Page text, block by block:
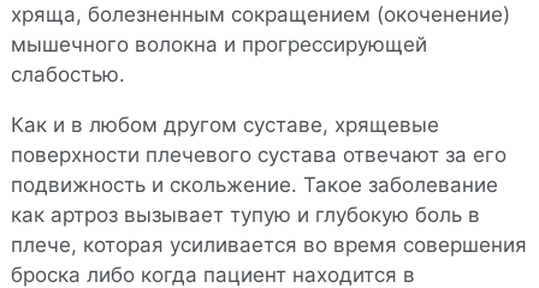
хряща, болезненным сокращением (окоченение)
мышечного волокна и прогрессирующей
слабостью.
Как и в любом другом суставе, хрящевые
поверхности плечевого сустава отвечают за его
подвижность и скольжение. Такое заболевание
как артроз вызывает тупую и глубокую боль в
плече, которая усиливается во время совершения
броска либо когда пациент находится в